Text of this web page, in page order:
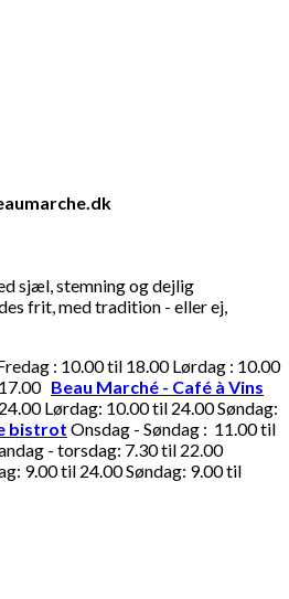
sjæl, stemning og dejlig
frit, med tradition - eller ej,
: 10.00 til 18.00 Lørdag : 10.00
Beau Marché - Café à Vins
Lørdag: 10.00 til 24.00 Søndag:
bistrot Onsdag - Søndag : 11.00 til
- torsdag: 7.30 til 22.00
9.00 til 24.00 Søndag: 9.00 til